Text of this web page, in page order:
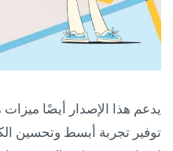
يدعم هذا الإصدار أيضًا
توفير تجربة أبسط وتحسين